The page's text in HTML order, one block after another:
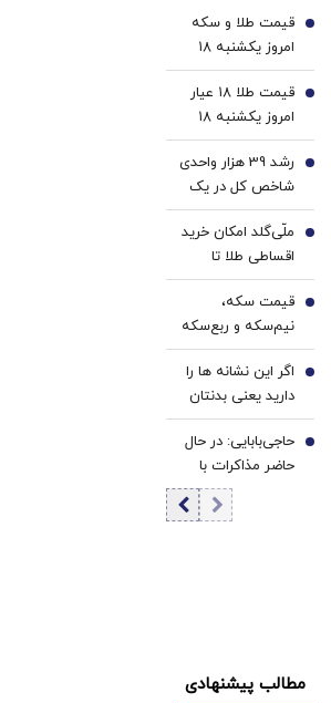
◗پرسش‌نامه
رو پر
کن◖
سفید
کننده
خانگی
قیمت طلا و سکه
امروز یکشنبه ۱۸
مرداد ۱۴۰۵/کاهش
قیمت طلا و سکه
1
قیمت طلا ۱۸ عیار
امروز یکشنبه ۱۸
مرداد ۱۴۰۵/کاهش
قیمت طلا
2
رشد 39 هزار واحدی
شاخص کل در یک
روز پرعرضه | ارزش
معاملات بورس
همت پول حقیقی
زنگ خطر شد
3
ملّی‌گلد امکان خرید
اقساطی طلا تا
سقف یک میلیارد
تومان را فراهم کرد
4
قیمت سکه،
نیم‌سکه و ربع‌سکه
امروز یکشنبه ۱۸
مرداد ۱۴۰۵/ کاهش
قیمت سکه
5
اگر این نشانه ها را
دارید یعنی بدنتان
سریع‌تر از سنتان
پیر می‌شود
6
حاجی‌بابایی: در حال
حاضر مذاکرات با
آمریکا وجود ندارد/
هر کشوری به
7
مطالب پیشنهادی